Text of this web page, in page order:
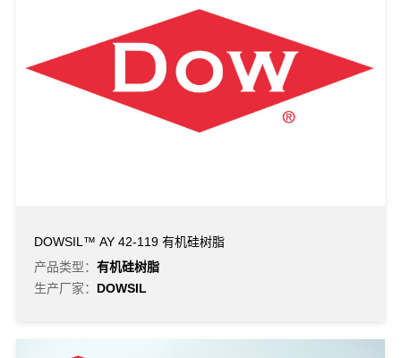
DOWSIL™ AY 42-119 有机硅树脂
产品类型： 有机硅树脂
生产厂家： DOWSIL